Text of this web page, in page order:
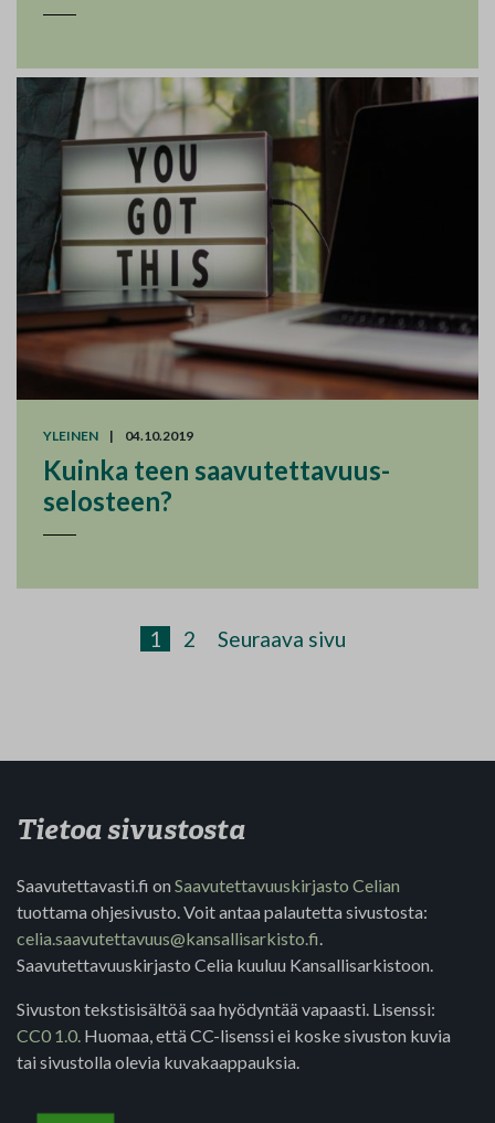
YLEINEN | 04.10.2019
Kuinka teen saavutettavuus­
selosteen?
Artikkelien sivutus
Sivu
1 Sivu
2 Seuraava sivu
Tietoa sivustosta
Saavutettavasti.fi on Saavutettavuuskirjasto Celian
tuottama ohjesivusto. Voit antaa palautetta sivustosta:
celia.saavutettavuus@kansallisarkisto.fi
Saavutettavuuskirjasto Celia kuuluu Kansallisarkistoon.
Sivuston tekstisisältöä saa hyödyntää vapaasti. Lisenssi:
CC0 1.0. Huomaa, että CC-lisenssi ei koske sivuston kuvia
tai sivustolla olevia kuvakaappauksia.